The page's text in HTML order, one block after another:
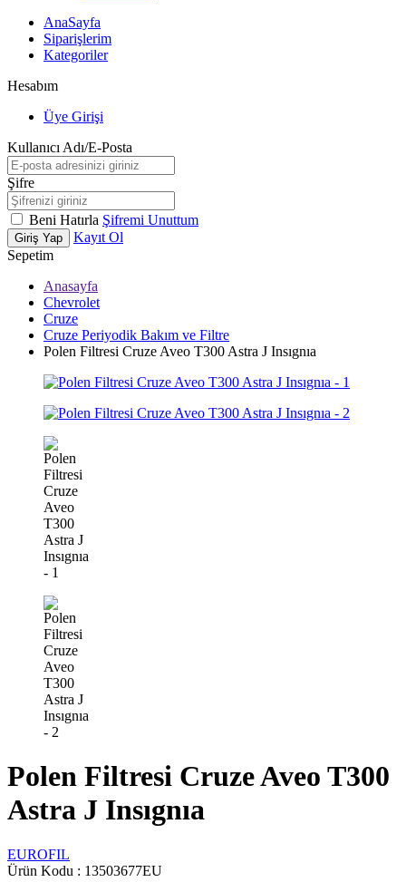
AnaSayfa
Siparişlerim
Kategoriler
Hesabım
Üye Girişi
Kullanıcı Adı/E-Posta
Şifre
Beni Hatırla Şifremi Unuttum
Giriş Yap
Kayıt Ol
Sepetim
Anasayfa
Chevrolet
Cruze
Cruze Periyodik Bakım ve Filtre
Polen Filtresi Cruze Aveo T300 Astra J Insıgnıa
Polen Filtresi Cruze Aveo T300
Astra J Insıgnıa
EUROFIL
Ürün Kodu : 13503677EU